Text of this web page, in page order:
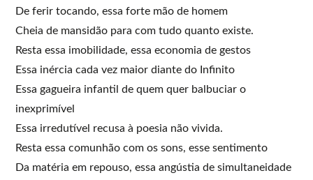
De ferir tocando, essa forte mão de homem
Cheia de mansidão para com tudo quanto existe.
Resta essa imobilidade, essa economia de gestos
Essa inércia cada vez maior diante do Infinito
Essa gagueira infantil de quem quer balbuciar o
inexprimível
Essa irredutível recusa à poesia não vivida.
Resta essa comunhão com os sons, esse sentimento
Da matéria em repouso, essa angústia de simultaneidade